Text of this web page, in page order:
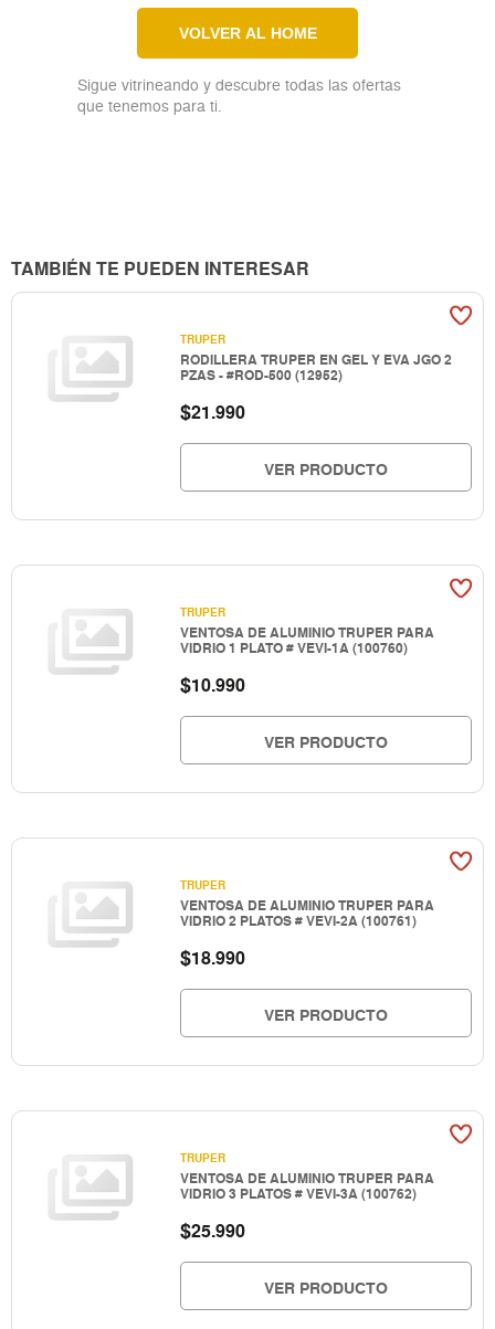
VOLVER AL HOME
Sigue vitrineando y descubre todas las ofertas
que tenemos para ti.
TAMBIÉN TE PUEDEN INTERESAR
TRUPER
RODILLERA TRUPER EN GEL Y EVA JGO 2
PZAS - #ROD-500 (12952)
$21.990
VER PRODUCTO
TRUPER
VENTOSA DE ALUMINIO TRUPER PARA
VIDRIO 1 PLATO # VEVI-1A (100760)
$10.990
VER PRODUCTO
TRUPER
VENTOSA DE ALUMINIO TRUPER PARA
VIDRIO 2 PLATOS # VEVI-2A (100761)
$18.990
VER PRODUCTO
TRUPER
VENTOSA DE ALUMINIO TRUPER PARA
VIDRIO 3 PLATOS # VEVI-3A (100762)
$25.990
VER PRODUCTO